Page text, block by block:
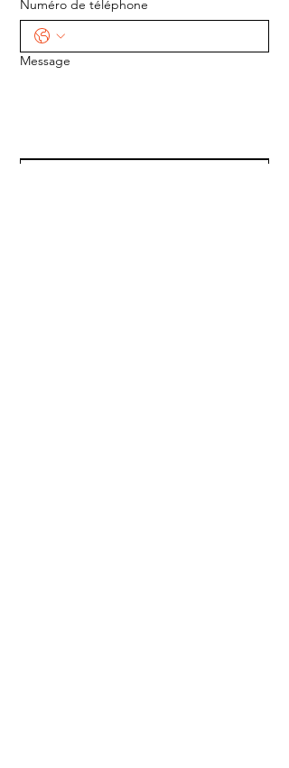
Numéro de téléphone
Message